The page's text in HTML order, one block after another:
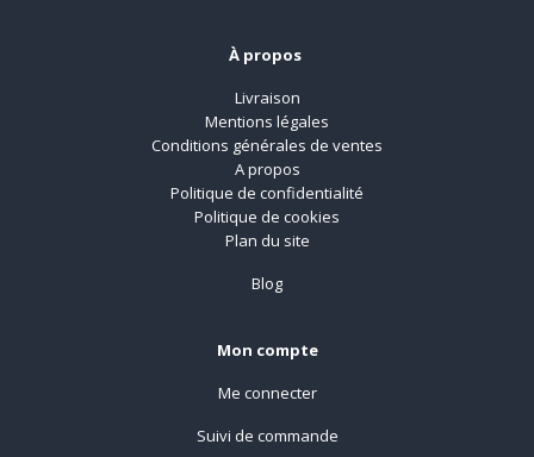
À propos
Livraison
Mentions légales
Conditions générales de ventes
A propos
Politique de confidentialité
Politique de cookies
Plan du site
Blog
Mon compte
Me connecter
Suivi de commande